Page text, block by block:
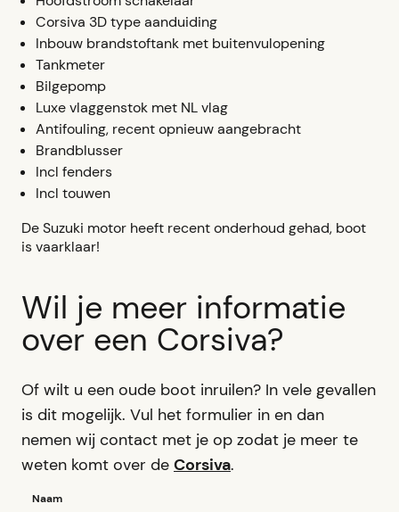
Corsiva 3D type aanduiding
Inbouw brandstoftank met buitenvulopening
Tankmeter
Bilgepomp
Luxe vlaggenstok met NL vlag
Antifouling, recent opnieuw aangebracht
Brandblusser
Incl fenders
Incl touwen
De Suzuki motor heeft recent onderhoud gehad, boot
is vaarklaar!
Wil je meer informatie
over een Corsiva?
Of wilt u een oude boot inruilen? In vele gevallen
is dit mogelijk. Vul het formulier in en dan
nemen wij contact met je op zodat je meer te
weten komt over de Corsiva.
Naam